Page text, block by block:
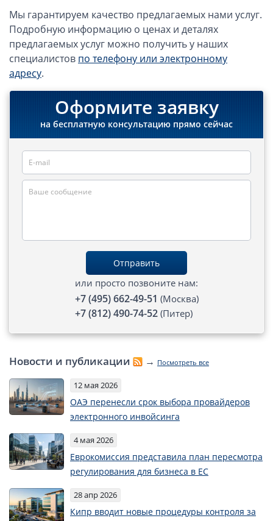
Канадские компании LTD
Канадские партнерства LP
Компании в США (Флорида)
Оффшорные компании
Оффшоры в Белизе
Оффшоры на БВО (BVI)
Оффшоры на Маршалловых Островах
Оффшоры в Панаме
Финансовая отчетность
Открытие счёта
Открытие счета в платежной системе
Мерчант аккаунт
Проверка названий Английских компаний
Регистрация торговой марки в UK и в Европе
Дополнительные услуги
Сертификат налогового резидентства UK
Виртуальный офис в Англии, Ирландии
Виртуальный офис на Сейшелах
Виртуальный офис на Кипре
Номер EORI в Англии
Мы гарантируем качество предлагаемых нами услуг.
Подробную информацию о ценах и деталях
предлагаемых услуг можно получить у наших
специалистов по телефону или электронному
адресу.
Оформите заявку
на бесплатную консультацию прямо сейчас
Отправить
или просто позвоните нам:
+7 (495) 662-49-51 (Москва)
+7 (812) 490-74-52 (Питер)
Новости и публикации → Посмотреть все
12 мая 2026
ОАЭ перенесли срок выбора провайдеров
электронного инвойсинга
4 мая 2026
Еврокомиссия представила план пересмотра
регулирования для бизнеса в ЕС
28 апр 2026
Кипр вводит новые процедуры контроля за